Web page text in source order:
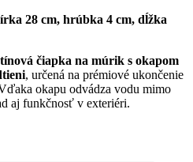
28 cm, hrúbka 4 cm, dĺžka
čiapka na múrik s okapom
, určená na prémiové ukončenie
okapu odvádza vodu mimo
aj funkčnosť v exteriéri.